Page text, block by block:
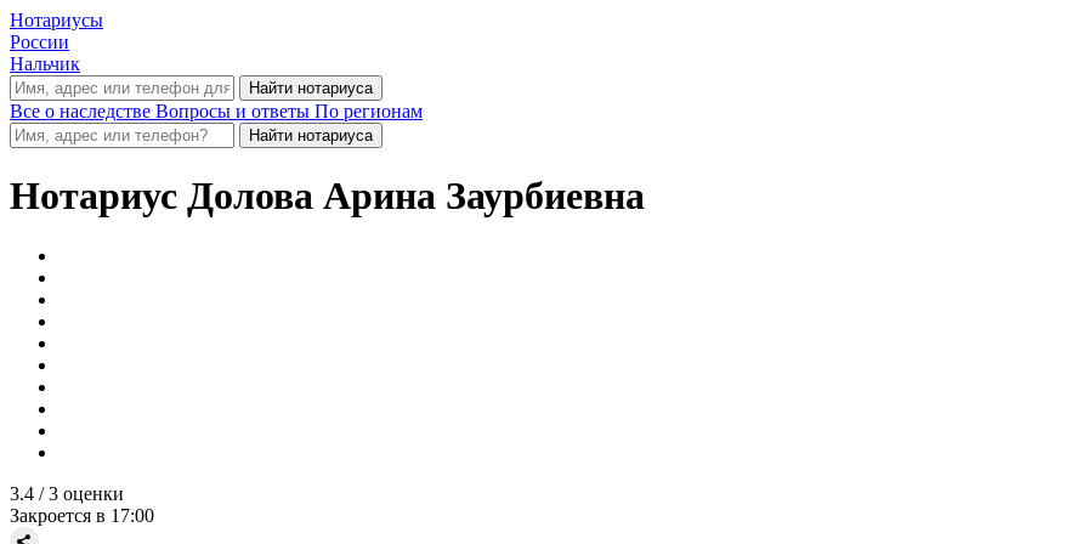
Нотариусы
России
Нальчик
Все о наследстве Вопросы и ответы По регионам
Нотариус Долова Арина Заурбиевна
3.4 / 3 оценки
Закроется в 17:00